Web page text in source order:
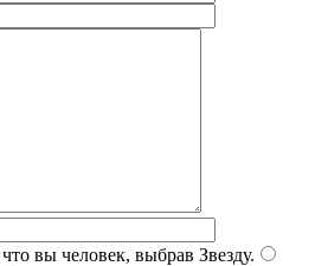
вы человек, выбрав Звезду.